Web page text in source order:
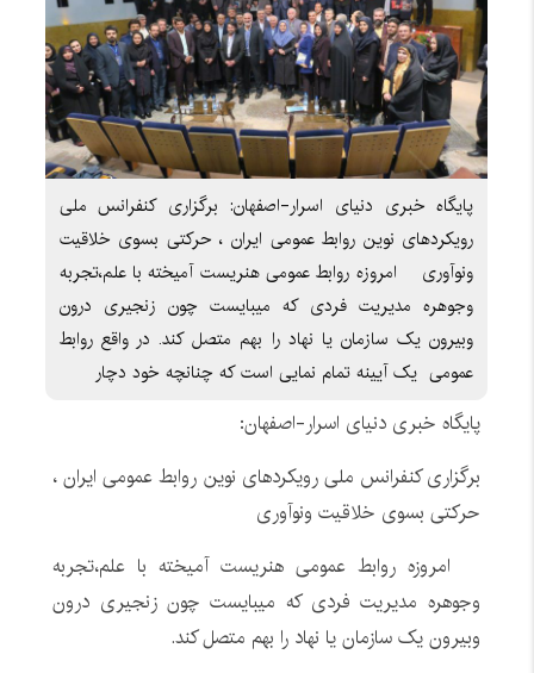
پایگاه خبری دنیای اسرار-اصفهان: برگزاری کنفرانس ملی
رویکردهای نوین روابط عمومی ایران ، حرکتی بسوی خلاقیت
ونوآوری امروزه روابط عمومی هنریست آمیخته با علم،تجربه
وجوهره مدیریت فردی که میبایست چون زنجیری درون
وبیرون یک سازمان یا نهاد را بهم متصل کند. در واقع روابط
عمومی یک آیینه تمام نمایی است که چنانچه خود دچار
پایگاه خبری دنیای اسرار-اصفهان:
برگزاری کنفرانس ملی رویکردهای نوین روابط عمومی ایران ،
حرکتی بسوی خلاقیت ونوآوری
امروزه روابط عمومی هنریست آمیخته با علم،تجربه
وجوهره مدیریت فردی که میبایست چون زنجیری درون
وبیرون یک سازمان یا نهاد را بهم متصل کند.